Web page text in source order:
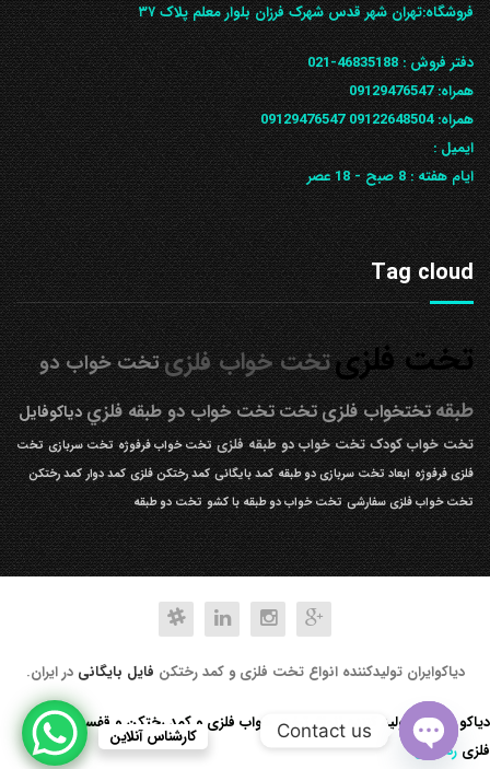
ف‍روشگاه:تهران شهر قدس شهرک فرزان بلوار معلم پلاک ۳۷
دفتر فروش :46835188-021
همراه:09129476547
همراه: 09122648504
09129476547
ایمیل :
ایام هفته :8 صبح - 18 عصر
Tag cloud
تخت فلزیتخت خواب فلزیتخت خواب دو
طبقه تختخواب فلزیتختتخت خواب دو طبقه فلزيدیاکوفایل
تخت خواب کودک تخت خواب دو طبقه فلزی تخت خواب فرفوژه تخت سربازی تخت
فلزی فرفوژه ابعاد تخت سربازی دو طبقه کمد بایگانی کمد رختکن فلزی کمد دوار کمد رختکن
تخت خواب فلزی سفارشی تخت خواب دو طبقه با کشو تخت دو طبقه
دیاکوایران تولیدکننده انواع تخت فلزی و کمد رختکن فایل بایگانی در ایران.
کارشناس آنلاین
دیاکو صنعت تولید کننده انواع تخت خواب فلزی و کمد رختکن و قفسه کتابخانه
فلزی رد کردن
Contact us